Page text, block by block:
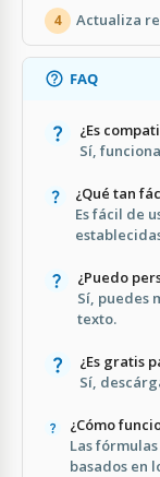
4 Actualiza
FAQ
¿Es
Sí,
¿Qué tan
Es fácil de
¿Puedo
Sí, puedes
texto.
¿Es gratis
Sí,
¿Cómo
Las
basados en